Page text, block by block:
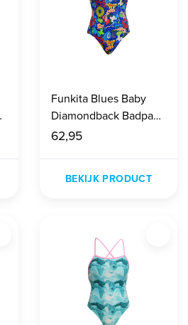
Funkita Blues Baby
Diamondback Badpak
Dames
62,95
BEKIJK PRODUCT